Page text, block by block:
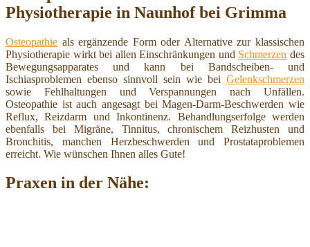
Physiotherapie in Naunhof bei Grimma
Osteopathie als ergänzende Form oder Alternative zur klassischen
Physiotherapie wirkt bei allen Einschränkungen und Schmerzen des
Bewegungsapparates und kann bei Bandscheiben- und
Ischiasproblemen ebenso sinnvoll sein wie bei Gelenkschmerzen
sowie Fehlhaltungen und Verspannungen nach Unfällen.
Osteopathie ist auch angesagt bei Magen-Darm-Beschwerden wie
Reflux, Reizdarm und Inkontinenz. Behandlungserfolge werden
ebenfalls bei Migräne, Tinnitus, chronischem Reizhusten und
Bronchitis, manchen Herzbeschwerden und Prostataproblemen
erreicht. Wie wünschen Ihnen alles Gute!
Praxen in der Nähe: